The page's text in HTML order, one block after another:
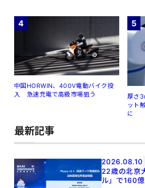
4
中国HORWIN、400V電動バイク投
入 急速充電で高級市場狙う
5
厚さ
ット
に
最新記事
2026.08.10
22歳の北京
ル」で160